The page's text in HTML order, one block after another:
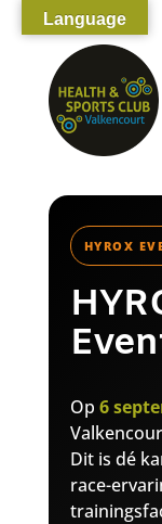
HYROX
Op 6
Dit is dé
race-
Language